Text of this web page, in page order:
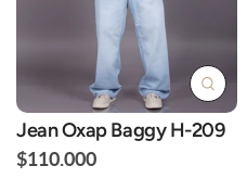
Jean Oxap Baggy H-209
$110.000